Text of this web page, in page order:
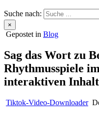
Suche nach:
×
Gepostet in Blog
Sag das Wort zu
Rhythmusspiele
interaktiven
Tiktok-Video-Downloader